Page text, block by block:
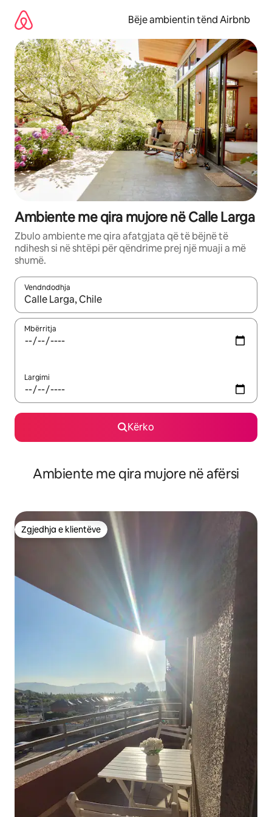
përmbajtja
Bëje ambientin tënd Airbnb
Ambiente me qira mujore në Calle Larga
Zbulo ambiente me qira afatgjata që të bëjnë të
ndihesh si në shtëpi për qëndrime prej një muaji a më
shumë.
Vendndodhja
Kur rezultatet të jenë të disponueshme, lëviz me butonat e
Mbërritja
Largimi
Kërko
Ambiente me qira mujore në afërsi
Zgjedhja e klientëve
Zgjedhja e klientëve